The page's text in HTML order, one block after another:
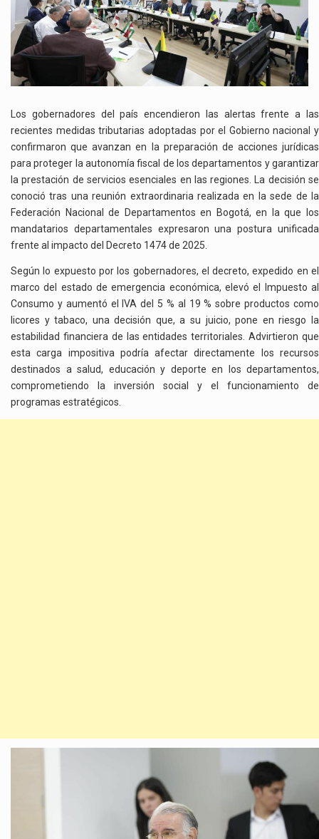
IMPUESTOS
AL
TABACO
Y
LOS
LICORES
Los gobernadores del país encendieron las alertas frente a las
recientes medidas tributarias adoptadas por el Gobierno nacional y
confirmaron que avanzan en la preparación de acciones jurídicas
para proteger la autonomía fiscal de los departamentos y garantizar
la prestación de servicios esenciales en las regiones. La decisión se
conoció tras una reunión extraordinaria realizada en la sede de la
Federación Nacional de Departamentos en Bogotá, en la que los
mandatarios departamentales expresaron una postura unificada
frente al impacto del Decreto 1474 de 2025.
Según lo expuesto por los gobernadores, el decreto, expedido en el
marco del estado de emergencia económica, elevó el Impuesto al
Consumo y aumentó el IVA del 5 % al 19 % sobre productos como
licores y tabaco, una decisión que, a su juicio, pone en riesgo la
estabilidad financiera de las entidades territoriales. Advirtieron que
esta carga impositiva podría afectar directamente los recursos
destinados a salud, educación y deporte en los departamentos,
comprometiendo la inversión social y el funcionamiento de
programas estratégicos.